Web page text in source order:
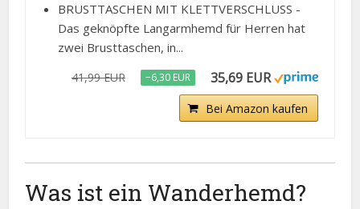
BRUSTTASCHEN MIT KLETTVERSCHLUSS -
Das geknöpfte Langarmhemd für Herren hat
zwei Brusttaschen, in...
41,99 EUR −6,30 EUR 35,69 EUR
Bei Amazon kaufen
Was ist ein Wanderhemd?